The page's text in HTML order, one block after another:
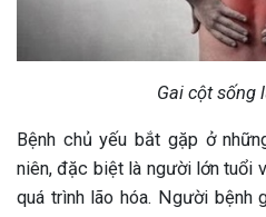
Gai cột sống
Bệnh chủ yếu bắt gặp ở
niên, đặc biệt là người lớn tuổi
quá trình lão hóa. Người bệnh